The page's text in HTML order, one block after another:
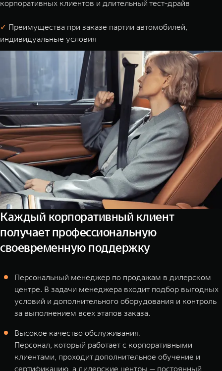
корпоративных клиентов и длительный тест-драйв
✓ Преимущества при заказе партии автомобилей,
индивидуальные условия
Каждый корпоративный клиент
получает профессиональную
своевременную поддержку
Персональный менеджер по продажам в дилерском
центре. В задачи менеджера входит подбор выгодных
условий и дополнительного оборудования и контроль
за выполнением всех этапов заказа.
Высокое качество обслуживания.
Персонал, который работает с корпоративными
клиентами, проходит дополнительное обучение и
сертификацию, а дилерские центры — постоянный